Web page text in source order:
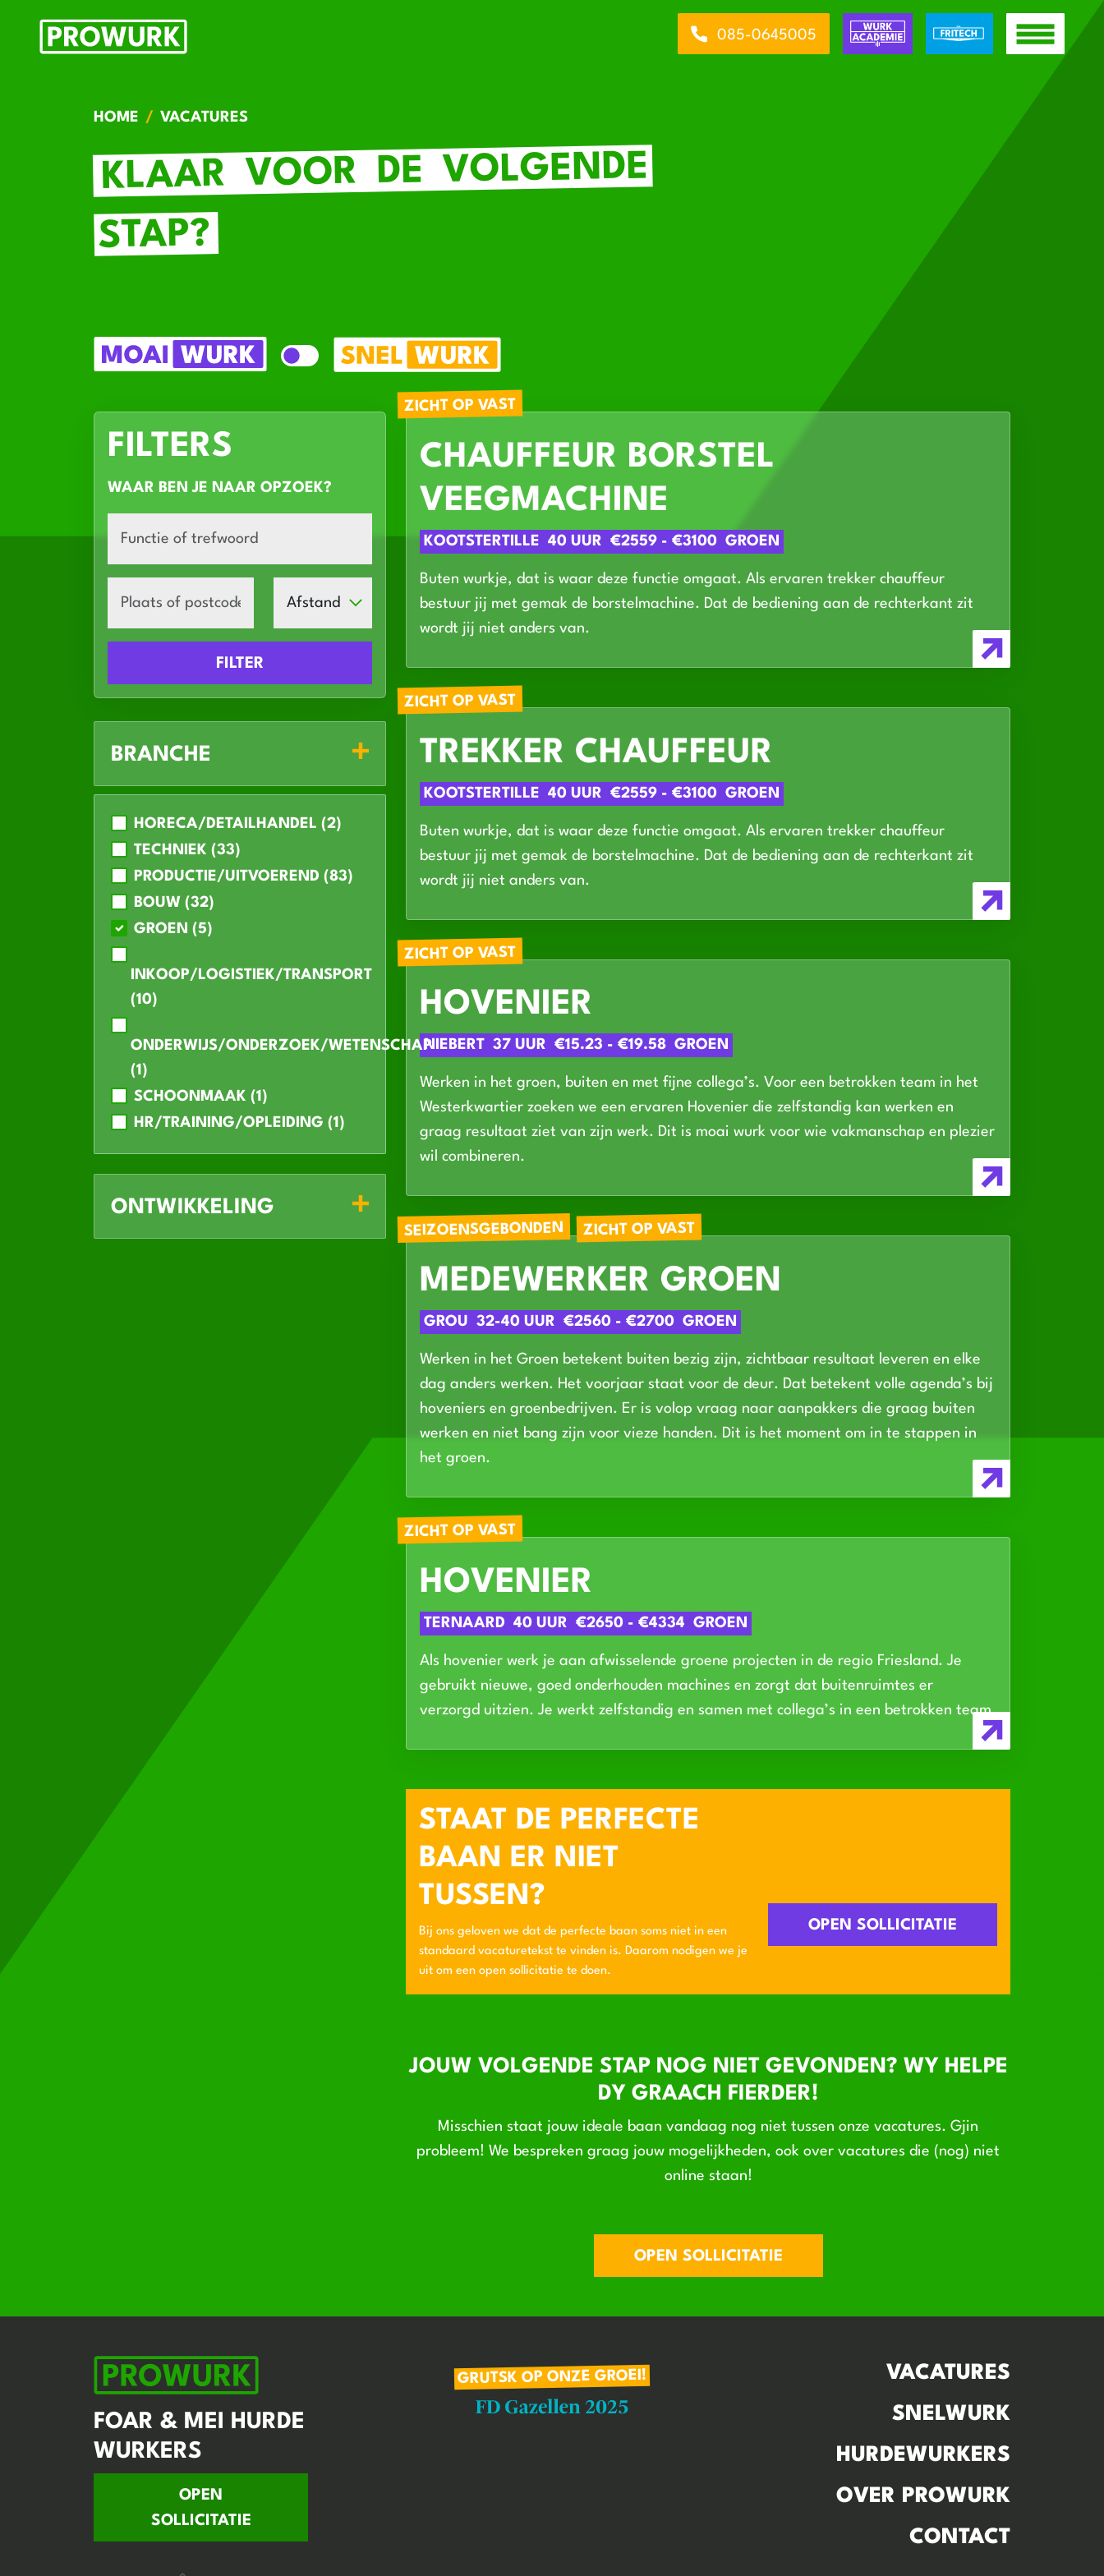
085-0645005
HOME VACATURES
KLAAR VOOR DE VOLGENDE
STAP?
FILTERS
WAAR BEN JE NAAR OPZOEK?
BRANCHE
HORECA/DETAILHANDEL (2)
TECHNIEK (33)
PRODUCTIE/UITVOEREND (83)
BOUW (32)
GROEN (5)
INKOOP/LOGISTIEK/TRANSPORT
(10)
ONDERWIJS/ONDERZOEK/WETENSCHAP
(1)
SCHOONMAAK (1)
HR/TRAINING/OPLEIDING (1)
ONTWIKKELING
ZICHT OP VAST
CHAUFFEUR BORSTEL
VEEGMACHINE
KOOTSTERTILLE 40 UUR €2559 - €3100 GROEN
Buten wurkje, dat is waar deze functie omgaat. Als ervaren trekker chauffeur
bestuur jij met gemak de borstelmachine. Dat de bediening aan de rechterkant zit
wordt jij niet anders van.
ZICHT OP VAST
TREKKER CHAUFFEUR
KOOTSTERTILLE 40 UUR €2559 - €3100 GROEN
Buten wurkje, dat is waar deze functie omgaat. Als ervaren trekker chauffeur
bestuur jij met gemak de borstelmachine. Dat de bediening aan de rechterkant zit
wordt jij niet anders van.
ZICHT OP VAST
HOVENIER
NIEBERT 37 UUR €15.23 - €19.58 GROEN
Werken in het groen, buiten en met fijne collega’s. Voor een betrokken team in het
Westerkwartier zoeken we een ervaren Hovenier die zelfstandig kan werken en
graag resultaat ziet van zijn werk. Dit is moai wurk voor wie vakmanschap en plezier
wil combineren.
SEIZOENSGEBONDEN ZICHT OP VAST
MEDEWERKER GROEN
GROU 32-40 UUR €2560 - €2700 GROEN
Werken in het Groen betekent buiten bezig zijn, zichtbaar resultaat leveren en elke
dag anders werken. Het voorjaar staat voor de deur. Dat betekent volle agenda’s bij
hoveniers en groenbedrijven. Er is volop vraag naar aanpakkers die graag buiten
werken en niet bang zijn voor vieze handen. Dit is het moment om in te stappen in
het groen.
ZICHT OP VAST
HOVENIER
TERNAARD 40 UUR €2650 - €4334 GROEN
Als hovenier werk je aan afwisselende groene projecten in de regio Friesland. Je
gebruikt nieuwe, goed onderhouden machines en zorgt dat buitenruimtes er
verzorgd uitzien. Je werkt zelfstandig en samen met collega’s in een betrokken team.
STAAT DE PERFECTE
BAAN ER NIET
TUSSEN?
Bij ons geloven we dat de perfecte baan soms niet in een
standaard vacaturetekst te vinden is. Daarom nodigen we je
uit om een open sollicitatie te doen.
OPEN SOLLICITATIE
JOUW VOLGENDE STAP NOG NIET GEVONDEN? WY HELPE
DY GRAACH FIERDER!
Misschien staat jouw ideale baan vandaag nog niet tussen onze vacatures. Gjin
probleem! We bespreken graag jouw mogelijkheden, ook over vacatures die (nog) niet
online staan!
OPEN SOLLICITATIE
FOAR & MEI HURDE
WURKERS
OPEN
SOLLICITATIE
GRUTSK OP ONZE GROEI!
VACATURES
SNELWURK
HURDEWURKERS
OVER PROWURK
CONTACT